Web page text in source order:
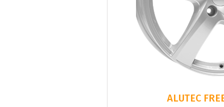
ALUTEC